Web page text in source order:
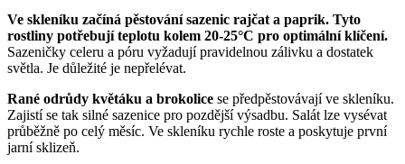
Ve skleníku začíná pěstování sazenic rajčat a paprik. Tyto
rostliny potřebují teplotu kolem 20-25°C pro optimální klíčení.
Sazeničky celeru a póru vyžadují pravidelnou zálivku a dostatek
světla. Je důležité je nepřelévat.
Rané odrůdy květáku a brokolice se předpěstovávají ve skleníku.
Zajistí se tak silné sazenice pro pozdější výsadbu. Salát lze vysévat
průběžně po celý měsíc. Ve skleníku rychle roste a poskytuje první
jarní sklizeň.